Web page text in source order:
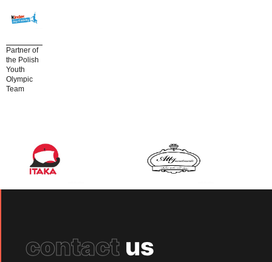
Partner of
the Polish
Youth
Olympic
Team
contact us